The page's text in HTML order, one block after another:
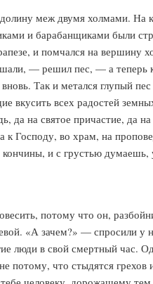
меж двумя холмами.
и барабанщиками были
и помчался на
— решил пес, — а
Так и метался глупый
вкусить всех радостей
да на святое причастие, да
Господу, во храм, на
и с грустью
потому что он,
«А зачем?» — спросили у
люди в свой смертный час.
потому, что стыдятся